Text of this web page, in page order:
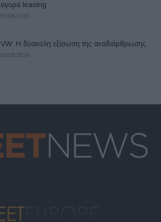
αγορά leasing
03/08/2026
VW: Η δύσκολη εξίσωση της αναδιάρθρωσης
03/08/2026